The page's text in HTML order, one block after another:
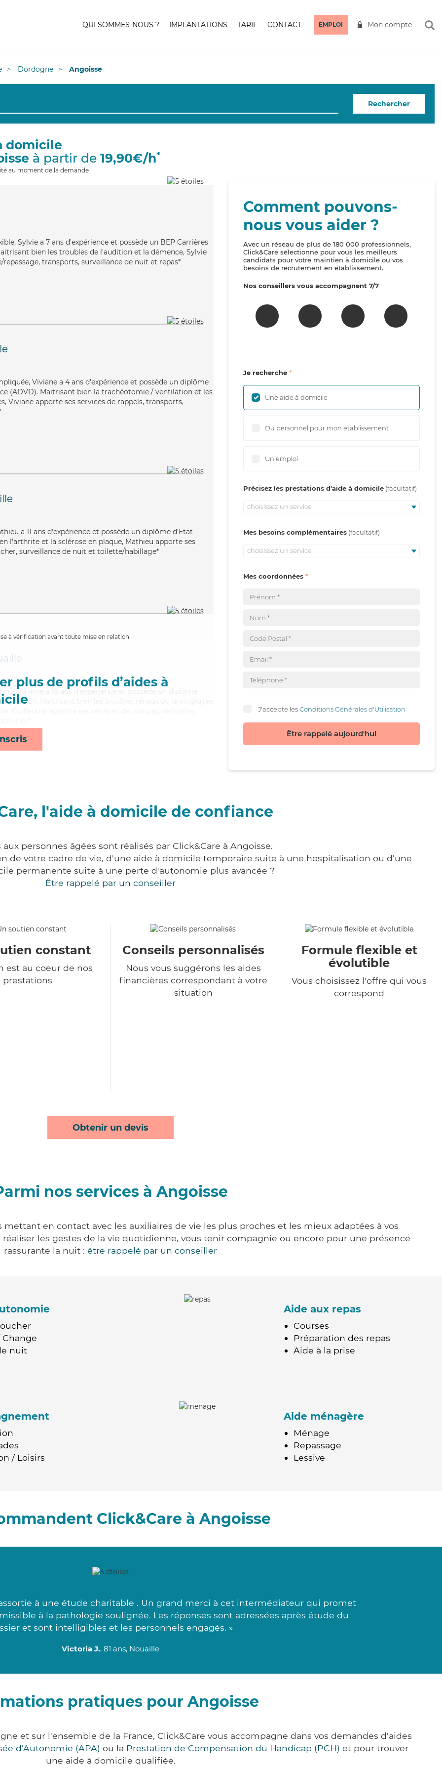
QUI SOMMES-NOUS ? IMPLANTATIONS TARIF CONTACT EMPLOI Mon compte
Dordogne Angoisse
Rechercher
domicile
à partir de 19,90€/h*
au moment de la demande
Sylvie a 7 ans d'expérience et possède un BEP Carrières
bien les troubles de l'audition et la démence, Sylvie
repassage, transports, surveillance de nuit et repas*
Viviane a 4 ans d'expérience et possède un diplôme
(ADVD). Maitrisant bien la trachéotomie / ventilation et les
Viviane apporte ses services de rappels, transports,
a 11 ans d'expérience et possède un diplôme d'Etat
l'arthrite et la sclérose en plaque, Mathieu apporte ses
surveillance de nuit et toilette/habillage*
à vérification avant toute mise en relation
plus de profils d’aides à
Guillaume a 18 ans d'expérience et possède un diplôme
(ADVD). Maitrisant bien les troubles rénaux ou urologiques
Comment pouvons-
nous vous aider ?
Avec un réseau de plus de 180 000 professionnels,
Click&Care sélectionne pour vous les meilleurs
candidats pour votre maintien à domicile ou vos
besoins de recrutement en établissement.
Nos conseillers vous accompagnent 7/7
Je recherche
Une aide à domicile
Du personnel pour mon établissement
Un emploi
Précisez les prestations d'aide à domicile
choisissez un service
Mes besoins complémentaires
choisissez un service
Mes coordonnées
J'accepte lesConditions Générales d'Utilisation
Être rappelé aujourd'hui
l'aide à domicile de confiance
aux personnes âgées sont réalisés par Click&Care à Angoisse.
de votre cadre de vie, d'une aide à domicile temporaire suite à une hospitalisation ou d'une
permanente suite à une perte d'autonomie plus avancée ?
Être rappelé par un conseiller
constant
est au coeur de nos
prestations
Conseils personnalisés
Nous vous suggérons les aides
financières correspondant à votre
situation
Formule flexible et
évolutible
Vous choisissez l'offre qui vous
correspond
Obtenir un devis
nos services à Angoisse
en contact avec les auxiliaires de vie les plus proches et les mieux adaptées à vos
les gestes de la vie quotidienne, vous tenir compagnie ou encore pour une présence
rassurante la nuit : être rappelé par un conseiller
nuit
Aide aux repas
Courses
Préparation des repas
Aide à la prise
/ Loisirs
Aide ménagère
Ménage
Repassage
Lessive
Click&Care à Angoisse
à une étude charitable . Un grand merci à cet intermédiateur qui promet
à la pathologie soulignée. Les réponses sont adressées après étude du
et sont intelligibles et les personnels engagés. »
Victoria J., 81 ans, Nouaille
pratiques pour Angoisse
et sur l'ensemble de la France, Click&Care vous accompagne dans vos demandes d'aides
d'Autonomie (APA) ou la Prestation de Compensation du Handicap (PCH) et pour trouver
une aide à domicile qualifiée.